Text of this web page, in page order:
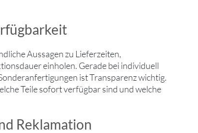
Aussagen zu Lieferzeiten,
einholen. Gerade bei individuell
ist Transparenz wichtig.
Teile sofort verfügbar sind und welche
Reklamation